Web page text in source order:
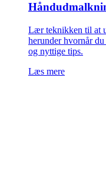
Lær teknikken til at
herunder hvornår
og nyttige tips.
Læs mere